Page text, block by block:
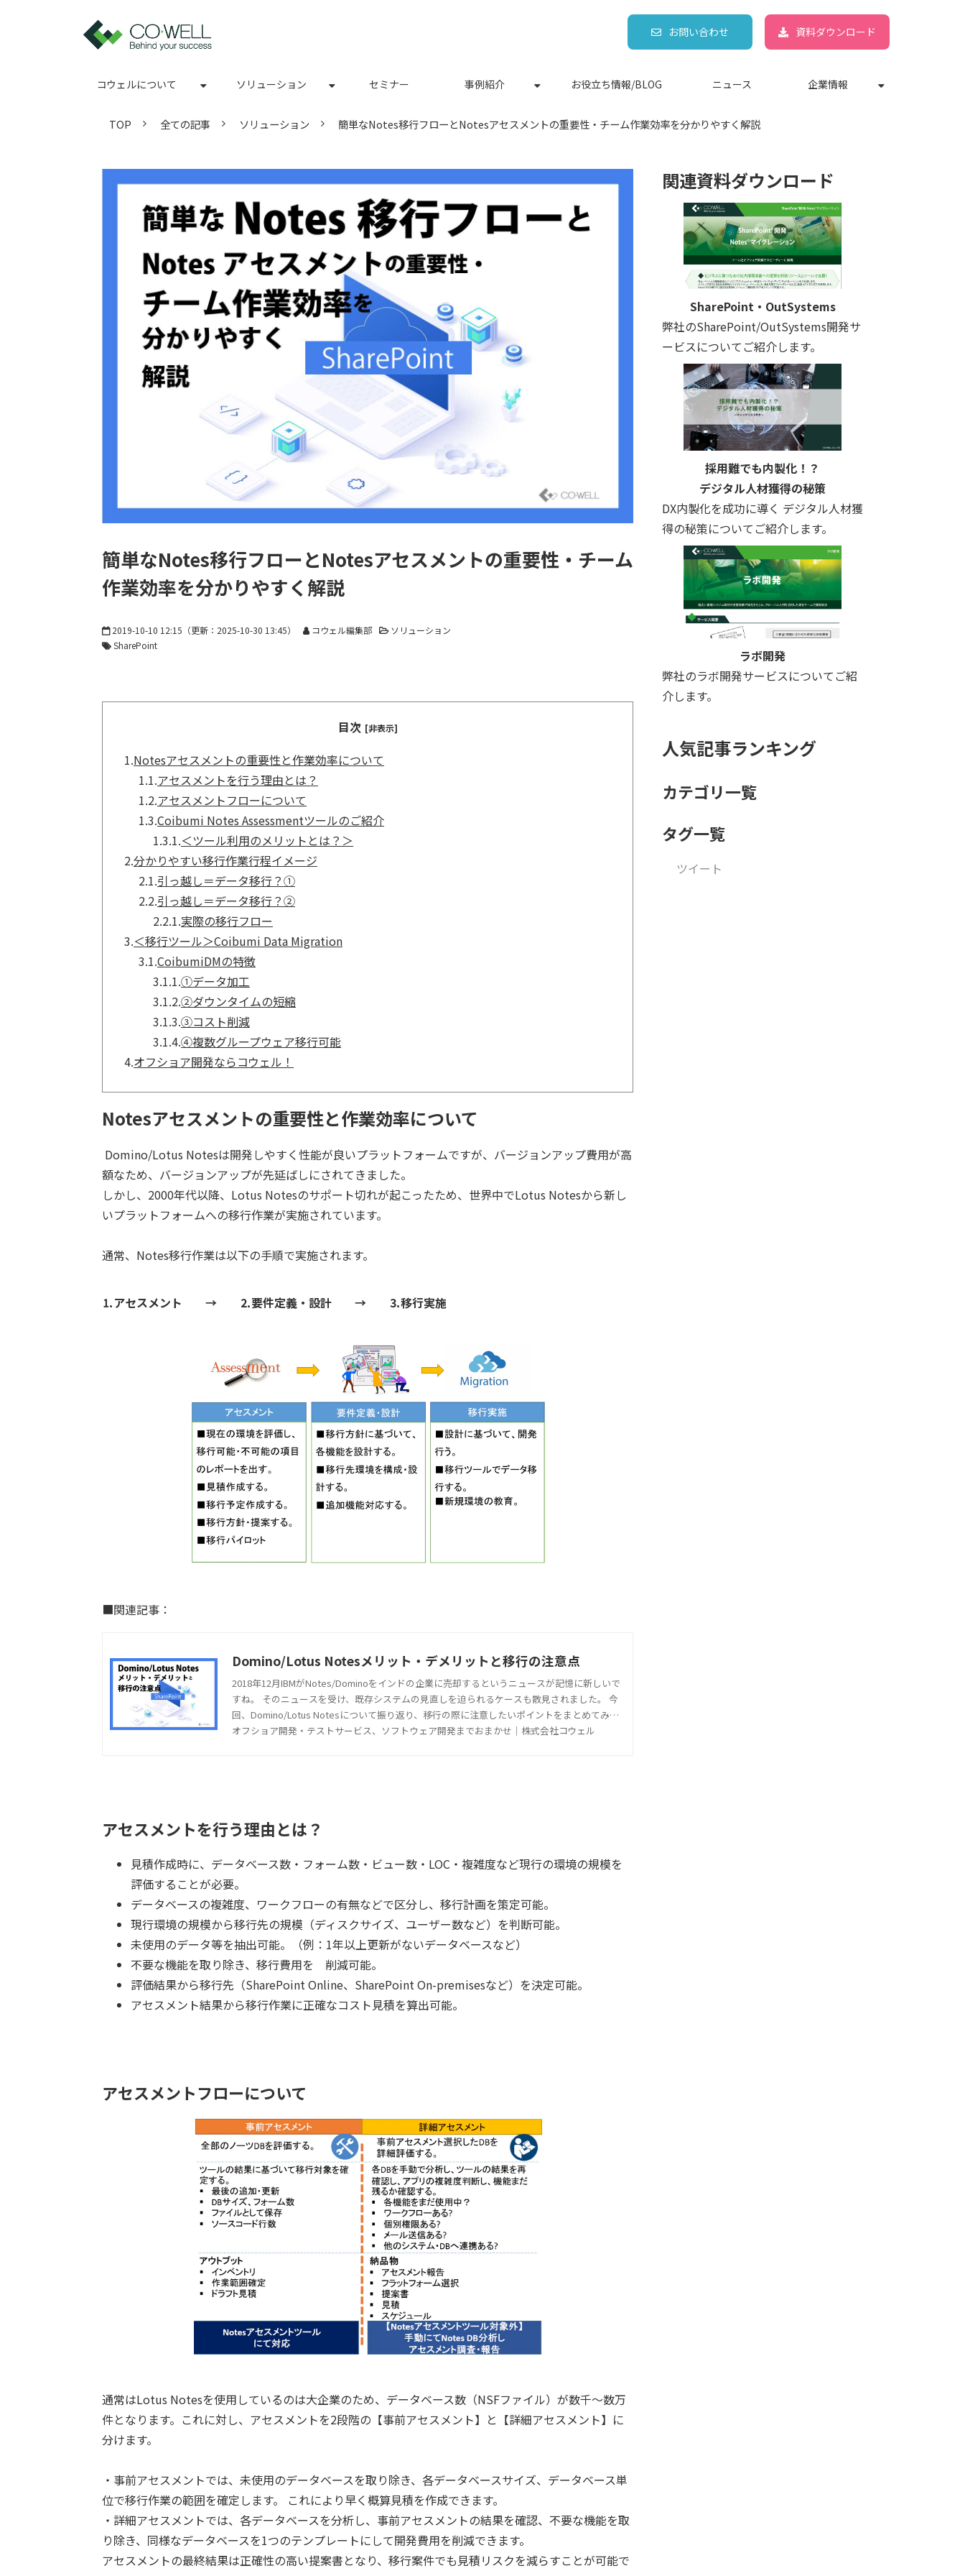
お問い合わせ 資料ダウンロード
コウェルについて ソリューション セミナー 事例紹介 お役立ち情報/BLOG ニュース 企業情報
TOP 全ての記事 ソリューション 簡単なNotes移行フローとNotesアセスメントの重要性・チーム作業効率を分かりやすく解説
簡単なNotes移行フローとNotesアセスメントの重要性・チーム
作業効率を分かりやすく解説
2019-10-10 12:15 （更新： 2025-10-30 13:45） コウェル編集部
ソリューション
SharePoint
目次 [非表示]
1.Notesアセスメントの重要性と作業効率について
1.1.アセスメントを行う理由とは？
1.2.アセスメントフローについて
1.3.Coibumi Notes Assessmentツールのご紹介
1.3.1.＜ツール利用のメリットとは？＞
2.分かりやすい移行作業行程イメージ
2.1.引っ越し＝データ移行？①
2.2.引っ越し＝データ移行？②
2.2.1.実際の移行フロー
3.＜移行ツール＞Coibumi Data Migration
3.1.CoibumiDMの特徴
3.1.1.①データ加工
3.1.2.②ダウンタイムの短縮
3.1.3.③コスト削減
3.1.4.④複数グループウェア移行可能
4.オフショア開発ならコウェル！
Notesアセスメントの重要性と作業効率について
Domino/Lotus Notesは開発しやすく性能が良いプラットフォームですが、バージョンアップ費用が高
額なため、バージョンアップが先延ばしにされてきました。
しかし、2000年代以降、Lotus Notesのサポート切れが起こったため、世界中でLotus Notesから新し
いプラットフォームへの移行作業が実施されています。
通常、Notes移行作業は以下の手順で実施されます。
⒈アセスメント → ⒉要件定義・設計 → ⒊移行実施
■関連記事：
Domino/Lotus Notesメリット・デメリットと移行の注意点
2018年12月IBMがNotes/Dominoをインドの企業に売却するというニュースが記憶に新しいで
すね。 そのニュースを受け、既存システムの見直しを迫られるケースも散見されました。 今
回、Domino/Lotus Notesについて振り返り、移行の際に注意したいポイントをまとめてみま
した。
オフショア開発・テストサービス、ソフトウェア開発までおまかせ｜株式会社コウェル
アセスメントを行う理由とは？
見積作成時に、データベース数・フォーム数・ビュー数・LOC・複雑度など現行の環境の規模を
評価することが必要。
データベースの複雑度、ワークフローの有無などで区分し、移行計画を策定可能。
現行環境の規模から移行先の規模（ディスクサイズ、ユーザー数など）を判断可能。
未使用のデータ等を抽出可能。（例：1年以上更新がないデータベースなど）
不要な機能を取り除き、移行費用を 削減可能。
評価結果から移行先（SharePoint Online、SharePoint On-premisesなど）を決定可能。
アセスメント結果から移行作業に正確なコスト見積を算出可能。
アセスメントフローについて
通常はLotus Notesを使用しているのは大企業のため、データベース数（NSFファイル）が数千～数万
件となります。これに対し、アセスメントを2段階の【事前アセスメント】と【詳細アセスメント】に
分けます。
・事前アセスメントでは、未使用のデータベースを取り除き、各データベースサイズ、データベース単
位で移行作業の範囲を確定します。 これにより早く概算見積を作成できます。
・詳細アセスメントでは、各データベースを分析し、事前アセスメントの結果を確認、不要な機能を取
り除き、同様なデータベースを1つのテンプレートにして開発費用を削減できます。
アセスメントの最終結果は正確性の高い提案書となり、移行案件でも見積リスクを減らすことが可能で
関連資料ダウンロード
SharePoint・OutSystems
弊社のSharePoint/OutSystems開発サ
ービスについてご紹介します。
採用難でも内製化！？
デジタル人材獲得の秘策
DX内製化を成功に導く デジタル人材獲
得の秘策についてご紹介します。
ラボ開発
弊社のラボ開発サービスについてご紹
介します。
人気記事ランキング
カテゴリ一覧
タグ一覧
ツイート